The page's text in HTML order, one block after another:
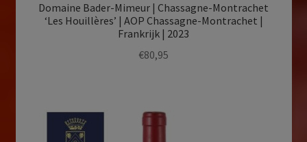
Domaine Bader-Mimeur | Chassagne-Montrachet
‘Les Houillères’ | AOP Chassagne-Montrachet |
Frankrijk | 2023
€80,95